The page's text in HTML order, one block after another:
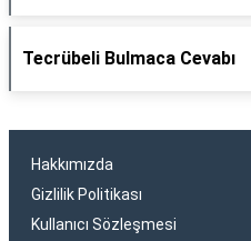
Tecrübeli Bulmaca Cevabı
Hakkımızda
Gizlilik Politikası
Kullanıcı Sözleşmesi